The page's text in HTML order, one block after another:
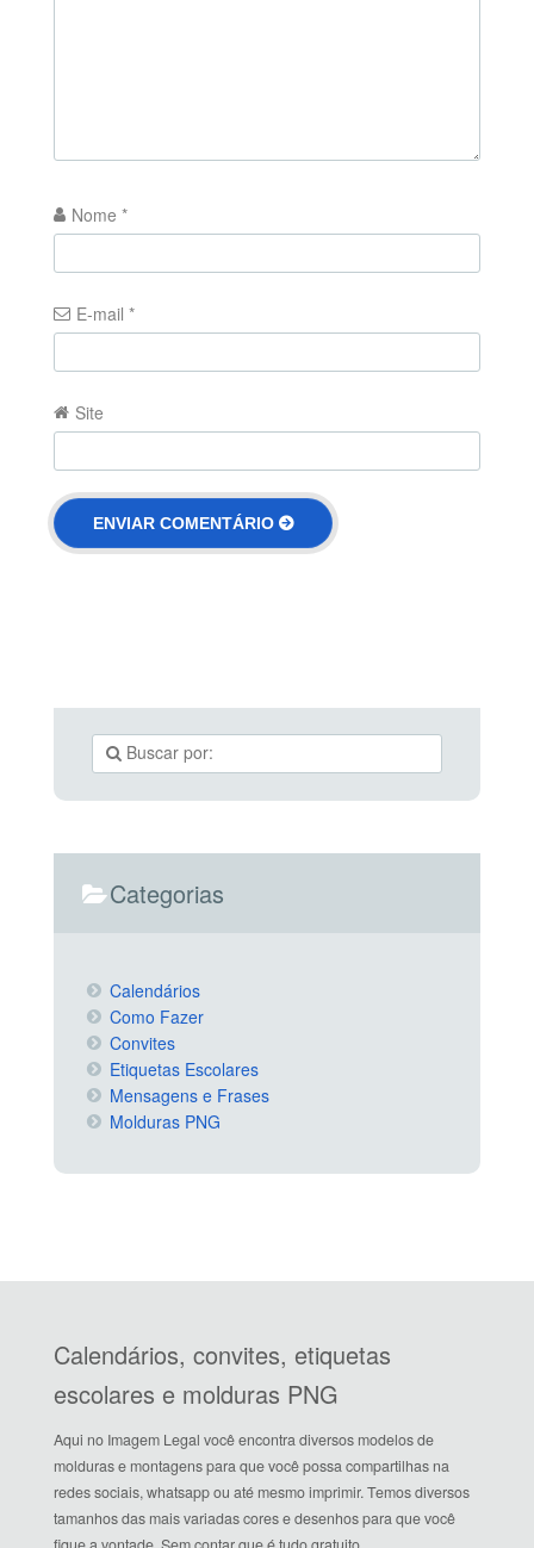
Nome *
E-mail *
Site
Categorias
Calendários
Como Fazer
Convites
Etiquetas Escolares
Mensagens e Frases
Molduras PNG
Calendários, convites, etiquetas
escolares e molduras PNG
Aqui no Imagem Legal você encontra diversos modelos de
molduras e montagens para que você possa compartilhas na
redes sociais, whatsapp ou até mesmo imprimir. Temos diversos
tamanhos das mais variadas cores e desenhos para que você